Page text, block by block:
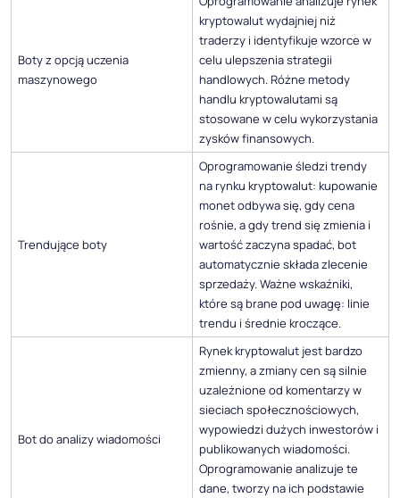
Boty z opcją uczenia
maszynowego
kryptowalut wydajniej niż
traderzy i identyfikuje wzorce w
celu ulepszenia strategii
handlowych. Różne metody
handlu kryptowalutami są
stosowane w celu wykorzystania
zysków finansowych.
Trendujące boty
Oprogramowanie śledzi trendy
na rynku kryptowalut: kupowanie
monet odbywa się, gdy cena
rośnie, a gdy trend się zmienia i
wartość zaczyna spadać, bot
automatycznie składa zlecenie
sprzedaży. Ważne wskaźniki,
które są brane pod uwagę: linie
trendu i średnie kroczące.
Bot do analizy wiadomości
Rynek kryptowalut jest bardzo
zmienny, a zmiany cen są silnie
uzależnione od komentarzy w
sieciach społecznościowych,
wypowiedzi dużych inwestorów i
publikowanych wiadomości.
Oprogramowanie analizuje te
dane, tworzy na ich podstawie